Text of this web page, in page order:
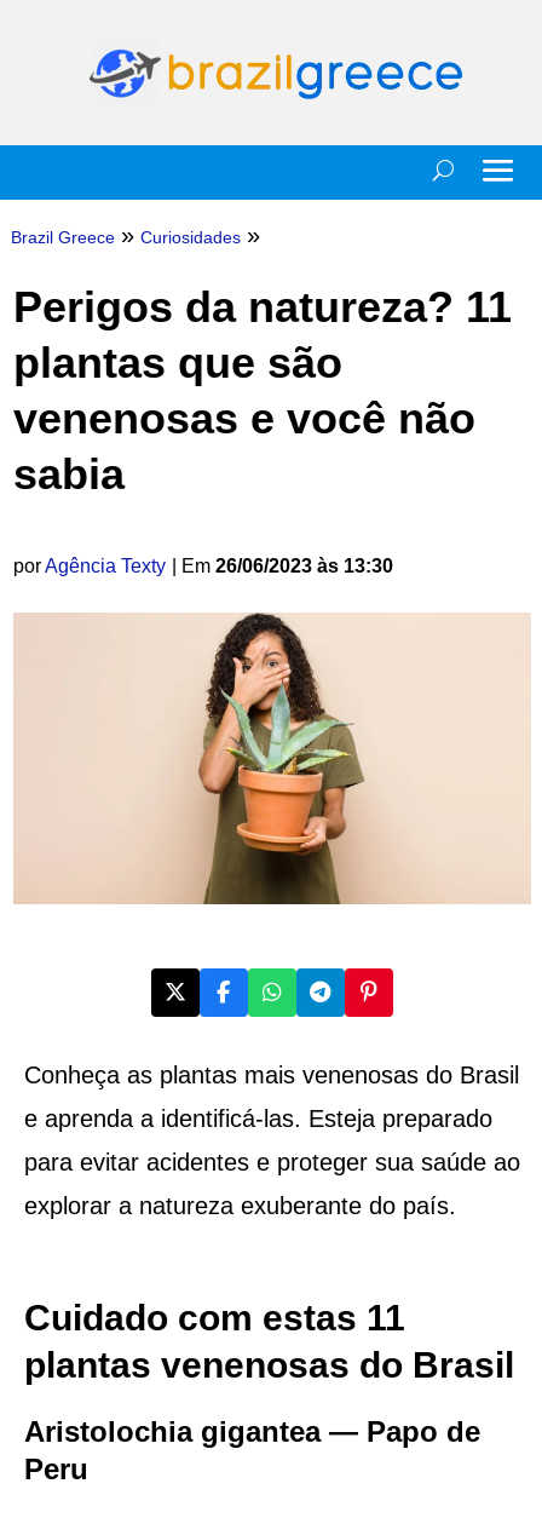
Brazil Greece » Curiosidades »
Perigos da natureza? 11
plantas que são
venenosas e você não
sabia
porAgência Texty | Em 26/06/2023 às 13:30
Conheça as plantas mais venenosas do Brasil
e aprenda a identificá-las. Esteja preparado
para evitar acidentes e proteger sua saúde ao
explorar a natureza exuberante do país.
Cuidado com estas 11
plantas venenosas do Brasil
Aristolochia gigantea — Papo de
Peru